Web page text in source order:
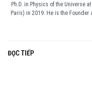
Ph.D. in Physics of the Universe
Paris) in 2019. He is the Founder
ĐỌC TIẾP